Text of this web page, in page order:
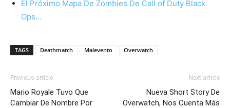
El Próximo Mapa De Zombies De Call of Duty Black
Ops…
TAGS Deathmatch Malevento Overwatch
Previous article
Mario Royale Tuvo Que
Cambiar De Nombre Por
Next article
Nueva Short Story De
Overwatch, Nos Cuenta Más